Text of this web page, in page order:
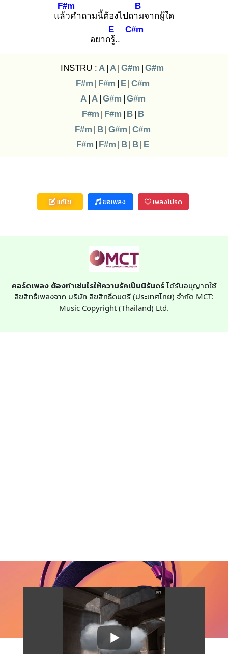
แล้ว
F#m
คำถามนี้ต้องไปถาม
B
จากผู้ใด
อยากรู้.
E
.
C#m
INSTRU : A | A | G#m | G#m
F#m | F#m | E | C#m
A | A | G#m | G#m
F#m | F#m | B | B
F#m | B | G#m | C#m
F#m | F#m | B | B | E
แก้ไข ขอเพลง เพลงโปรด
คอร์ดเพลง ต้องทำเช่นไรให้ความรักเป็นนิรันดร์ ได้รับอนุญาตใช้
ลิขสิทธิ์เพลงจาก บริษัท ลิขสิทธิ์ดนตรี (ประเทศไทย) จำกัด MCT:
Music Copyright (Thailand) Ltd.